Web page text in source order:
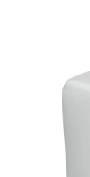
hvězdiček.